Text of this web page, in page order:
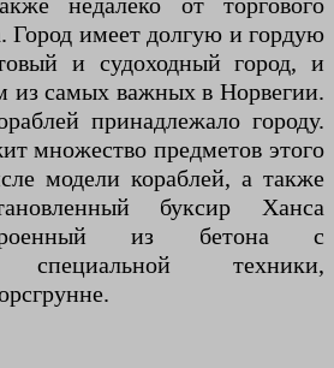
Город имеет долгую и гордую
и судоходный город, и
из самых важных в Норвегии.
принадлежало городу.
множество предметов этого
модели кораблей, а также
буксир Ханса
из бетона с
специальной техники,